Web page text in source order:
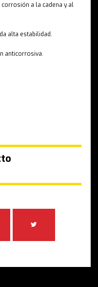
corrosión a la cadena y al
alta estabilidad.
anticorrosiva.